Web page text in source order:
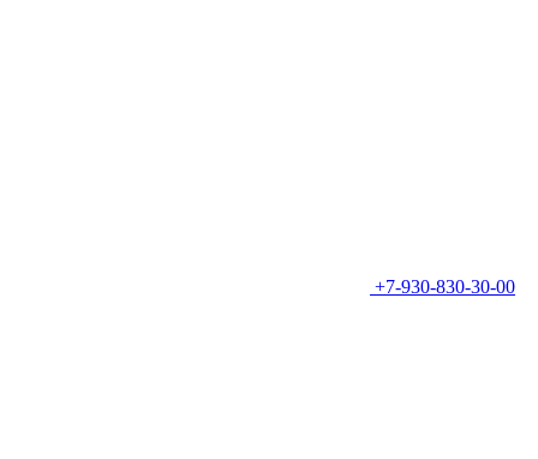
+7-930-830-30-00